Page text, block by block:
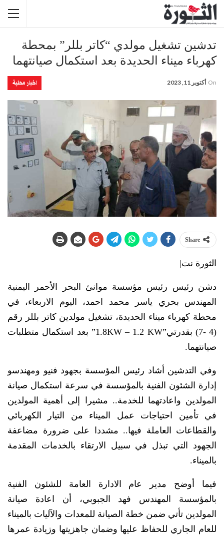
تدشين تشغيل مولدي “كاتر بللر” بمحطة
كهرباء ميناء الحديدة بعد استكمال صيانتهما
اخبار محلية On أكتوبر 11, 2023
Share
الثورة نت|
دشن رئيس رئيس مؤسسة موانئ البحر الأحمر اليمنية
المهندس بحري ياسر محمد احمد، اليوم الاربعاء، في
محطة كهرباء ميناء الحديدة، تشغيل مولدين كاتر بللر رقم
(4 -7) بقدرتي”1.8KW – 1.2 KW” بعد استكمال متطلبات
صيانتهما.
وفي التدشين أشاد رئيس المؤسسة بجهود فنيو ومهندسو
إدارة الشئون الفنية بالمؤسسة في سرعة استكمال صيانة
المولدين واعادتهما للخدمة.. مشيرا إلى أهمية المولدين
في تأمين احتياجات عمل الميناء من التيار الكهربائي
والقطاعات العاملة فيها.. مشددا على ضرورة مضاعفة
الجهود التي تبذل في سبيل الارتقاء بالخدمات المقدمة
بالميناء.
فيما أوضح مدير عام الادارة العامة للشئون الفنية
بالمؤسسة المهندس فهد الجبوبي، أن اعادة صيانة
المولدين تأتي ضمن خطة الصيانة للمعدات والآليات بالميناء
للعام الجاري للحفاظ عليها وضمان جاهزيتها وزيادة عمرها